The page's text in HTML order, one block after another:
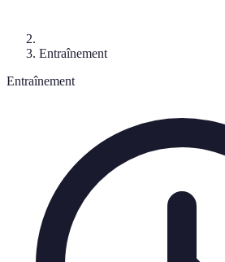
Entraînement
Entraînement